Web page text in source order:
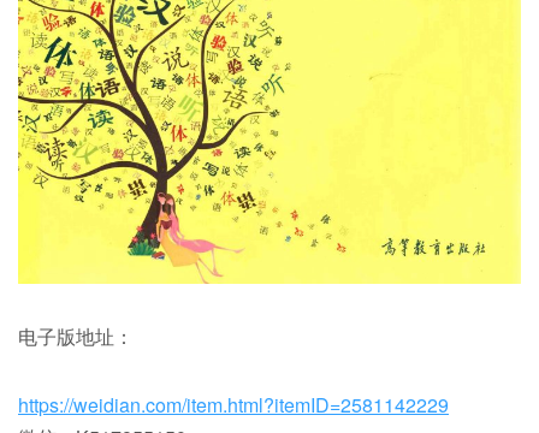
电子版地址：
https://weidian.com/item.html?itemID=2581142229